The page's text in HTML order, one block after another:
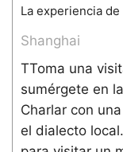
La experiencia
Shanghai
TToma una
sumérgete en
Charlar con
el dialecto